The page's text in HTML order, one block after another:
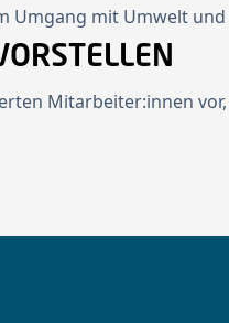
Umgang mit Umwelt
Mitarbeiter:innen